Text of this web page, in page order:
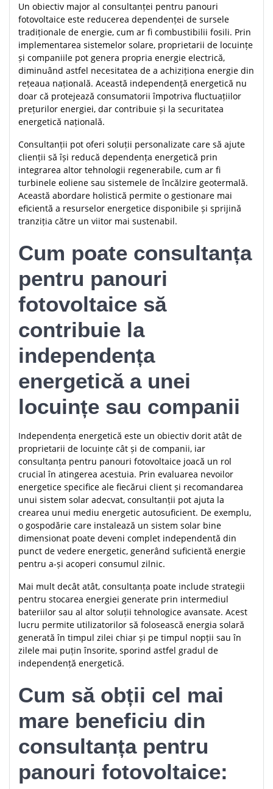
Un obiectiv major al consultanței pentru panouri
fotovoltaice este reducerea dependenței de sursele
tradiționale de energie, cum ar fi combustibilii fosili. Prin
implementarea sistemelor solare, proprietarii de locuințe
și companiile pot genera propria energie electrică,
diminuând astfel necesitatea de a achiziționa energie din
rețeaua națională. Această independență energetică nu
doar că protejează consumatorii împotriva fluctuațiilor
prețurilor energiei, dar contribuie și la securitatea
energetică națională.
Consultanții pot oferi soluții personalizate care să ajute
clienții să își reducă dependența energetică prin
integrarea altor tehnologii regenerabile, cum ar fi
turbinele eoliene sau sistemele de încălzire geotermală.
Această abordare holistică permite o gestionare mai
eficientă a resurselor energetice disponibile și sprijină
tranziția către un viitor mai sustenabil.
Cum poate consultanța
pentru panouri
fotovoltaice să
contribuie la
independența
energetică a unei
locuințe sau companii
Independența energetică este un obiectiv dorit atât de
proprietarii de locuințe cât și de companii, iar
consultanța pentru panouri fotovoltaice joacă un rol
crucial în atingerea acestuia. Prin evaluarea nevoilor
energetice specifice ale fiecărui client și recomandarea
unui sistem solar adecvat, consultanții pot ajuta la
crearea unui mediu energetic autosuficient. De exemplu,
o gospodărie care instalează un sistem solar bine
dimensionat poate deveni complet independentă din
punct de vedere energetic, generând suficientă energie
pentru a-și acoperi consumul zilnic.
Mai mult decât atât, consultanța poate include strategii
pentru stocarea energiei generate prin intermediul
bateriilor sau al altor soluții tehnologice avansate. Acest
lucru permite utilizatorilor să folosească energia solară
generată în timpul zilei chiar și pe timpul nopții sau în
zilele mai puțin însorite, sporind astfel gradul de
independență energetică.
Cum să obții cel mai
mare beneficiu din
consultanța pentru
panouri fotovoltaice: